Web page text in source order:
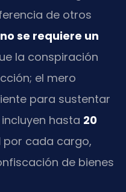
de otros
no se requiere un
la conspiración
el mero
para sustentar
hasta 20
por cada cargo,
de bienes